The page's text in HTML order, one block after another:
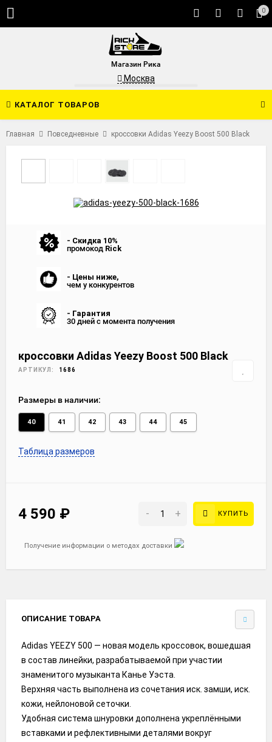
0
Магазин Рика
Москва
КАТАЛОГ ТОВАРОВ
Главная Повседневные кроссовки Adidas Yeezy Boost 500 Black
- Скидка 10%
промокод Rick
- Цены ниже,
чем у конкурентов
- Гарантия
30 дней с момента получения
кроссовки Adidas Yeezy Boost 500 Black
АРТИКУЛ: 1686
Размеры в наличии:
40 41 42 43 44 45
Таблица размеров
4 590 ₽ - + КУПИТЬ
Получение информации о методах доставки
ОПИСАНИЕ ТОВАРА
Adidas YEEZY 500 — новая модель кроссовок, вошедшая
в состав линейки, разрабатываемой при участии
знаменитого музыканта Канье Уэста.
Верхняя часть выполнена из сочетания иск. замши, иск.
кожи, нейлоновой сеточки.
Удобная система шнуровки дополнена укреплёнными
вставками и рефлективными деталями вокруг